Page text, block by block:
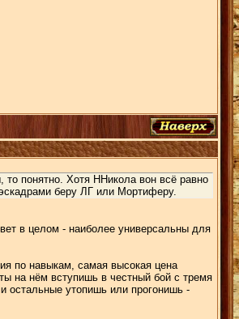
понятно. Хотя ННикола вон всё равно
беру ЛГ или Мортиферу.
в целом - наиболее универсальны для
по навыкам, самая высокая цена
на нём вступишь в честный бой с тремя
остальные утопишь или прогонишь -